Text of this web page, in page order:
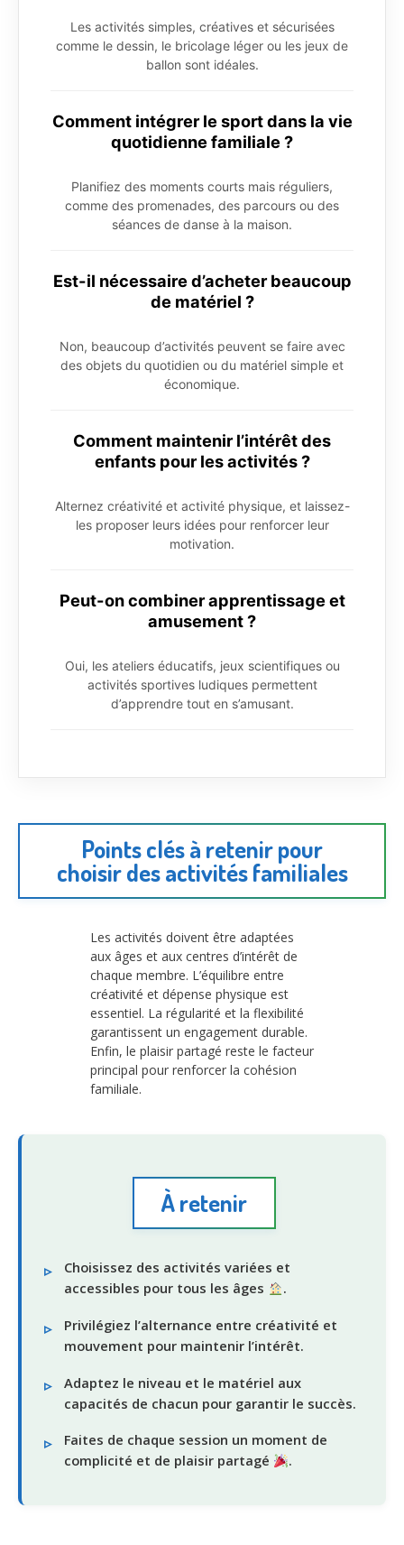
Les activités simples, créatives et sécurisées
comme le dessin, le bricolage léger ou les jeux de
ballon sont idéales.
Comment intégrer le sport dans la vie
quotidienne familiale ?
Planifiez des moments courts mais réguliers,
comme des promenades, des parcours ou des
séances de danse à la maison.
Est-il nécessaire d’acheter beaucoup
de matériel ?
Non, beaucoup d’activités peuvent se faire avec
des objets du quotidien ou du matériel simple et
économique.
Comment maintenir l’intérêt des
enfants pour les activités ?
Alternez créativité et activité physique, et laissez-
les proposer leurs idées pour renforcer leur
motivation.
Peut-on combiner apprentissage et
amusement ?
Oui, les ateliers éducatifs, jeux scientifiques ou
activités sportives ludiques permettent
d’apprendre tout en s’amusant.
Points clés à retenir pour
choisir des activités familiales
Les activités doivent être adaptées
aux âges et aux centres d’intérêt de
chaque membre. L’équilibre entre
créativité et dépense physique est
essentiel. La régularité et la flexibilité
garantissent un engagement durable.
Enfin, le plaisir partagé reste le facteur
principal pour renforcer la cohésion
familiale.
À retenir
Choisissez des activités variées et
accessibles pour tous les âges
.
Privilégiez l’alternance entre créativité et
mouvement pour maintenir l’intérêt.
Adaptez le niveau et le matériel aux
capacités de chacun pour garantir le succès.
Faites de chaque session un moment de
complicité et de plaisir partagé
.